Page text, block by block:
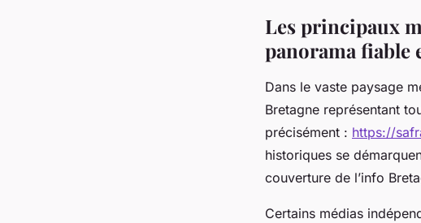
Les principaux
panorama fiable
Dans le vaste paysage
Bretagne représentant
précisément : https://
historiques se
couverture de l’info
Certains médias